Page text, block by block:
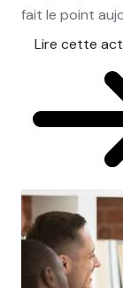
fait le point
Lire cette